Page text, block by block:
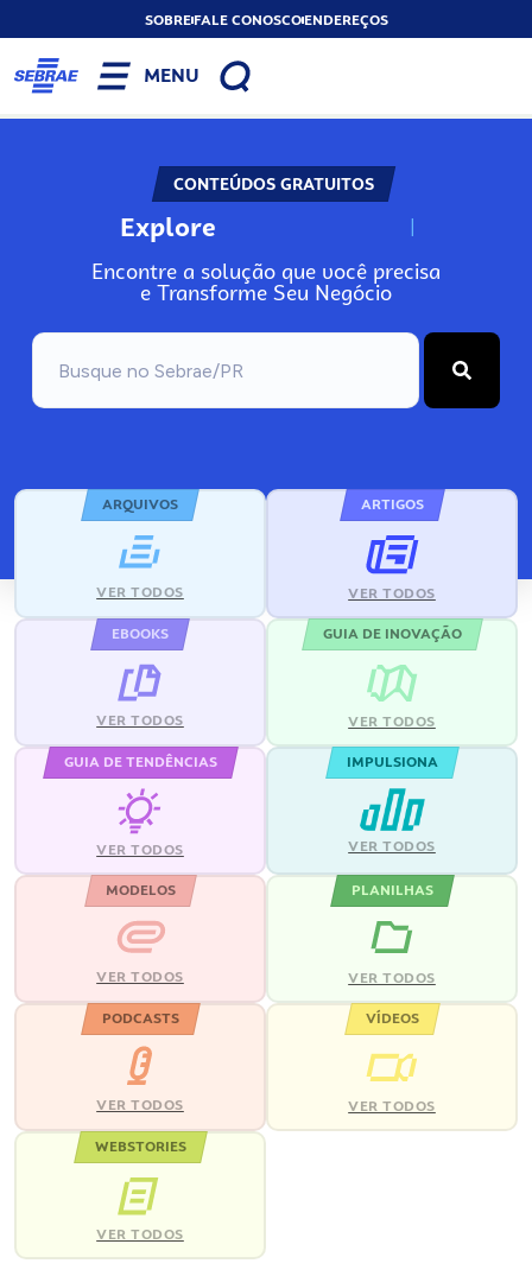
SOBREFALE CONOSCOENDEREÇOS
MENU
CONTEÚDOS GRATUITOS
Explore N
Encontre a solução que você precisa
e Transforme Seu Negócio
ARQUIVOS
VER TODOS
ARTIGOS
VER TODOS
EBOOKS
VER TODOS
GUIA DE INOVAÇÃO
VER TODOS
GUIA DE TENDÊNCIAS
VER TODOS
IMPULSIONA
VER TODOS
MODELOS
VER TODOS
PLANILHAS
VER TODOS
PODCASTS
VER TODOS
VÍDEOS
VER TODOS
WEBSTORIES
VER TODOS